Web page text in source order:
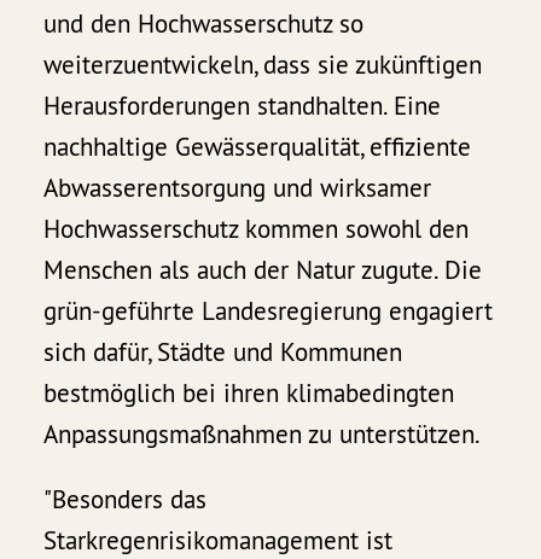
und den Hochwasserschutz so
weiterzuentwickeln, dass sie zukünftigen
Herausforderungen standhalten. Eine
nachhaltige Gewässerqualität, effiziente
Abwasserentsorgung und wirksamer
Hochwasserschutz kommen sowohl den
Menschen als auch der Natur zugute. Die
grün-geführte Landesregierung engagiert
sich dafür, Städte und Kommunen
bestmöglich bei ihren klimabedingten
Anpassungsmaßnahmen zu unterstützen.
"Besonders das
Starkregenrisikomanagement ist